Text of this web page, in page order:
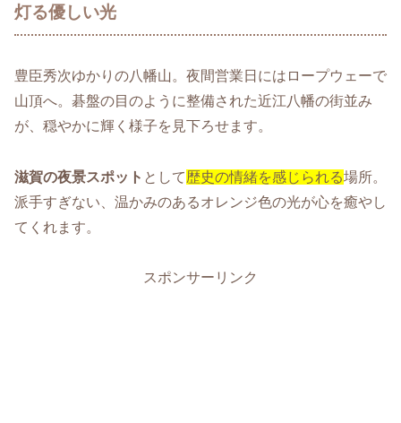
灯る優しい光
豊臣秀次ゆかりの八幡山。夜間営業日にはロープウェーで
山頂へ。碁盤の目のように整備された近江八幡の街並み
が、穏やかに輝く様子を見下ろせます。
滋賀の夜景スポット として歴史の情緒を感じられる場所。
派手すぎない、温かみのあるオレンジ色の光が心を癒やし
てくれます。
スポンサーリンク